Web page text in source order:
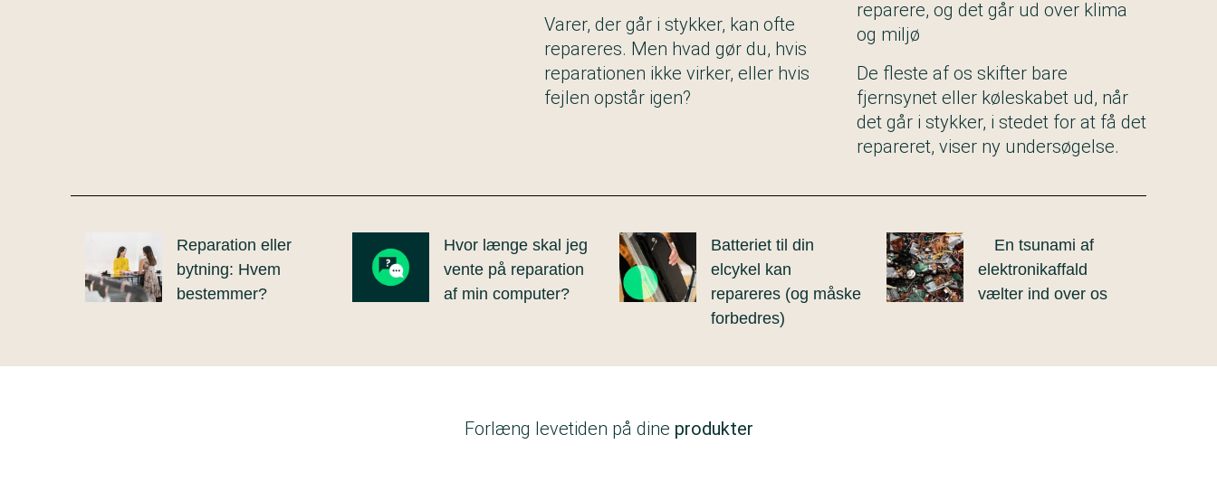
Varer, der går i stykker, kan ofte
repareres. Men hvad gør du, hvis
reparationen ikke virker, eller hvis
fejlen opstår igen?
reparere, og det går ud over klima
og miljø
De fleste af os skifter bare
fjernsynet eller køleskabet ud, når
det går i stykker, i stedet for at få det
repareret, viser ny undersøgelse.
Reparation eller
bytning: Hvem
bestemmer?
Hvor længe skal jeg
vente på reparation
af min computer?
Batteriet til din
elcykel kan
repareres (og måske
forbedres)
En tsunami af
elektronikaffald
vælter ind over os
Forlæng levetiden på dine produkter